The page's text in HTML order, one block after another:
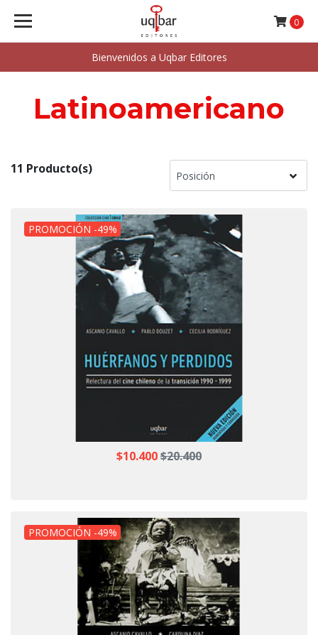
Bienvenidos a Uqbar Editores
0
Latinoamericano
11 Producto(s)
PROMOCIÓN -49%
$10.400$20.400
PROMOCIÓN -49%